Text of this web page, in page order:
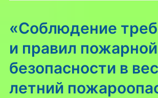
«Соблюдение
и правил пожарной
безопасности в
летний